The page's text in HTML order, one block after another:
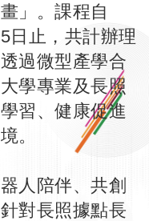
」。課程自
日止，共計辦理
過微型產學合
學專業及長照
習、健康促進
。
人陪伴、共創
對長照據點長